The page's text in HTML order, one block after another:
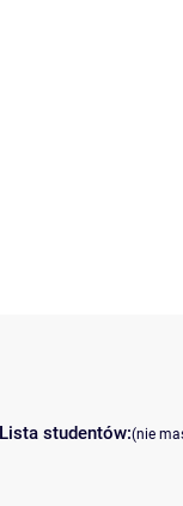
Lista studentów:(nie